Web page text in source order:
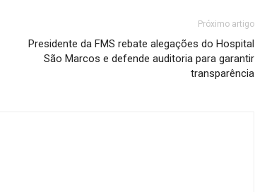
Próximo artigo
Presidente da FMS rebate alegações do Hospital
São Marcos e defende auditoria para garantir
transparência